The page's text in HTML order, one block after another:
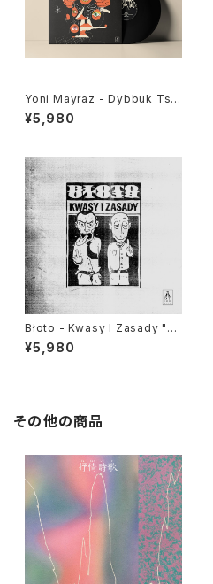
Yoni Mayraz - Dybbuk Tse!
"LP"
¥5,980
Błoto - Kwasy I Zasady "L
P"
¥5,980
その他の商品